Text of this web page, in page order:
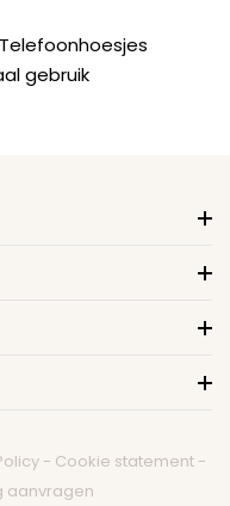
gebruik
- Cookie statement -
aanvragen